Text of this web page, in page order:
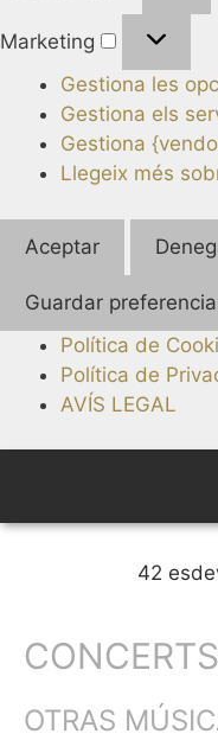
Marketing
Gestiona les
Gestiona els
Gestiona
Llegeix més
Aceptar
Guardar
Política de
Política de
AVÍS LEGAL
CONCERTS
42
OTRAS